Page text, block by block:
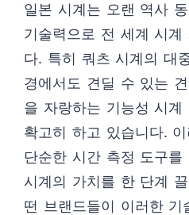
일본 시계는 오랜 역사
기술력으로 전 세계 시계
다. 특히 쿼츠 시계의 대
경에서도 견딜 수 있는
을 자랑하는 기능성 시
확고히 하고 있습니다.
단순한 시간 측정 도구를
시계의 가치를 한 단계
떤 브랜드들이 이러한 기